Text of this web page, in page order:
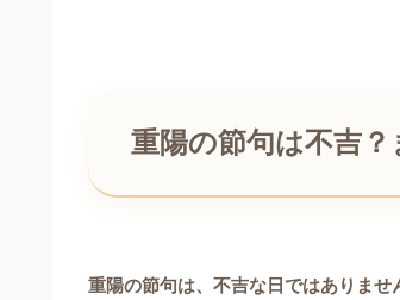
重陽の節句は不吉？
重陽の節句は、不吉な日ではありませ